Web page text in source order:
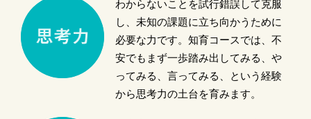
わからないことを試行錯誤して克服
し、未知の課題に立ち向かうために
必要な力です。知育コースでは、不
安でもまず一歩踏み出してみる、や
ってみる、言ってみる、という経験
から思考力の土台を育みます。